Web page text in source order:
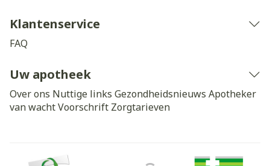
Klantenservice
FAQ
Uw apotheek
Over ons Nuttige links Gezondheidsnieuws Apotheker
van wachtVoorschrift Zorgtarieven